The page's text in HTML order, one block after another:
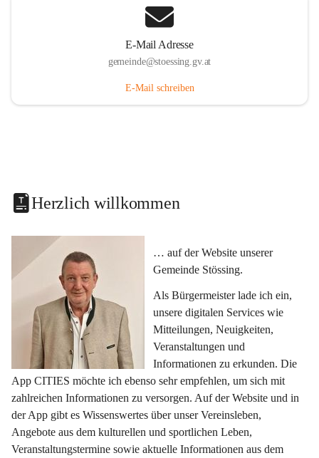
E-Mail Adresse
gemeinde@stoessing.gv.at
E-Mail schreiben
Herzlich willkommen
… auf der Website unserer
Gemeinde Stössing.
Als Bürgermeister lade ich ein,
unsere digitalen Services wie
Mitteilungen, Neuigkeiten,
Veranstaltungen und
Informationen zu erkunden. Die
App CITIES möchte ich ebenso sehr empfehlen, um sich mit
zahlreichen Informationen zu versorgen. Auf der Website und in
der App gibt es Wissenswertes über unser Vereinsleben,
Angebote aus dem kulturellen und sportlichen Leben,
Veranstaltungstermine sowie aktuelle Informationen aus dem